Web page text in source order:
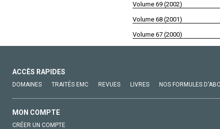
Volume 69 (2002)
Volume 68 (2001)
Volume 67 (2000)
ACCÈS RAPIDES
DOMAINES TRAITÉS EMC REVUES LIVRES NOS FORMULES
MON COMPTE
CRÉER UN COMPTE